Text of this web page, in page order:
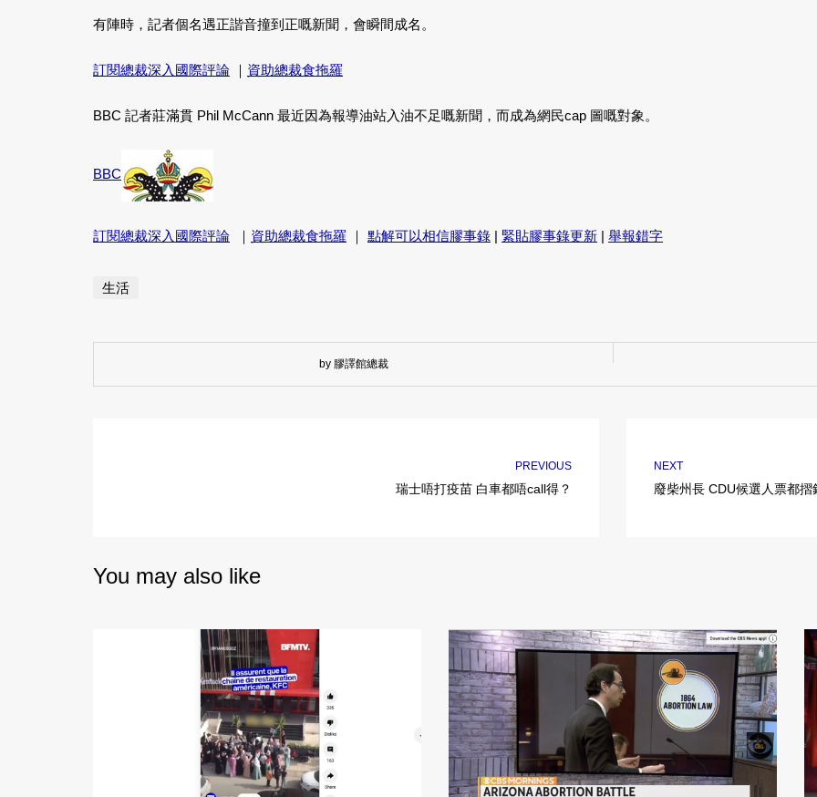
有陣時，記者個名遇正諧音撞到正嘅新聞，會瞬間成名。
訂閱總裁深入國際評論 ｜ 資助總裁食拖羅
BBC 記者莊滿貫 Phil McCann 最近因為報導油站入油不足嘅新聞，而成為網民cap 圖嘅對象。
BBC
訂閱總裁深入國際評論 ｜ 資助總裁食拖羅 ｜ 點解可以相信膠事錄 | 緊貼膠事錄更新 | 舉報錯字
生活
by 膠譯館總裁
PREVIOUS
瑞士唔打疫苗 白車都唔call得？
NEXT
廢柴州長 CDU候選人票都摺
You may also like